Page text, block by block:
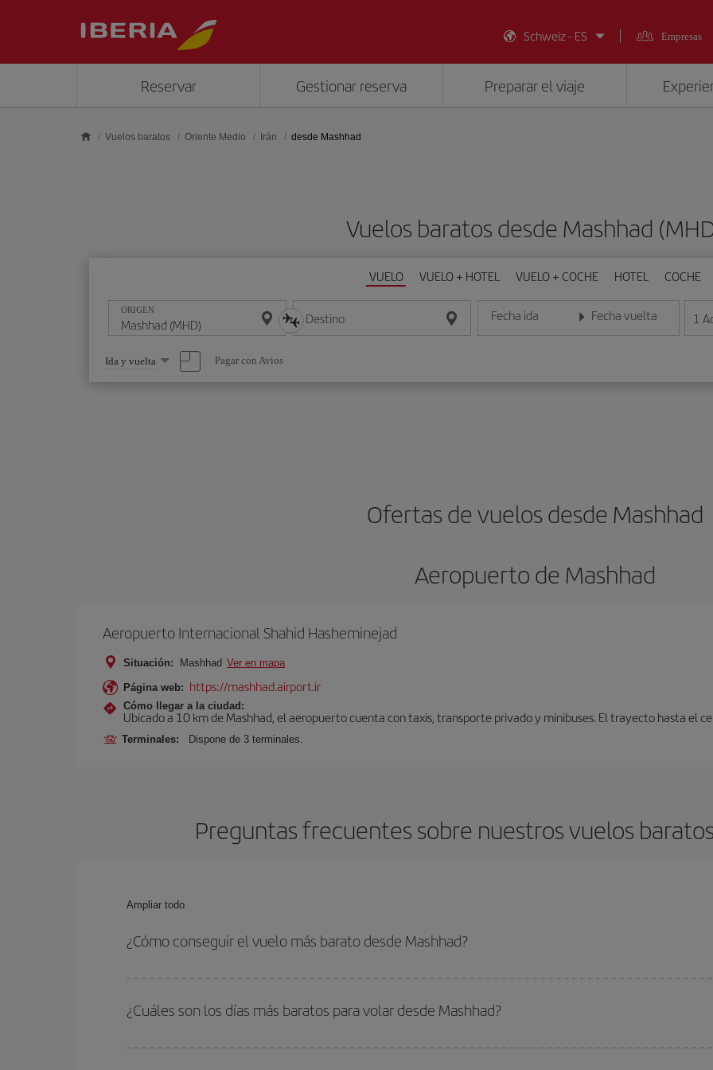
Schweiz - ES
Empresas
Reservar Gestionar reserva Preparar el viaje
Vuelos baratos Oriente Medio Irán desde Mashhad
Vuelos baratos desde Mashhad
VUELO VUELO + HOTEL VUELO + COCHE HOTEL COCHE
ORIGEN Destino Fecha ida
Introduce la fecha en formato día/mes/año
Fecha vuelta
Introduce la fecha en 1
Seleccione
una
opción
Ida y vuelta Pagar con Avios
Ofertas de vuelos desde Mashhad
Aeropuerto de Mashhad
Aeropuerto Internacional Shahid Hasheminejad
Situación: Mashhad Ver en mapa
Página web: https://mashhad.airport.ir
Cómo llegar a la ciudad:
Ubicado a 10 km de Mashhad, el aeropuerto cuenta con taxis, transporte privado y minibuses. El trayecto hasta el
Terminales: Dispone de 3 terminales.
Preguntas frecuentes sobre nuestros vuelos
Ampliar todo
¿Cómo conseguir el vuelo más barato desde Mashhad?
vuelta. Además, si no tienes decidido un destino concreto para tu viaje, mira nuestras ofertas y déjate inspirar: seguro que
¿Cuáles son los días más baratos para volar desde Mashhad?